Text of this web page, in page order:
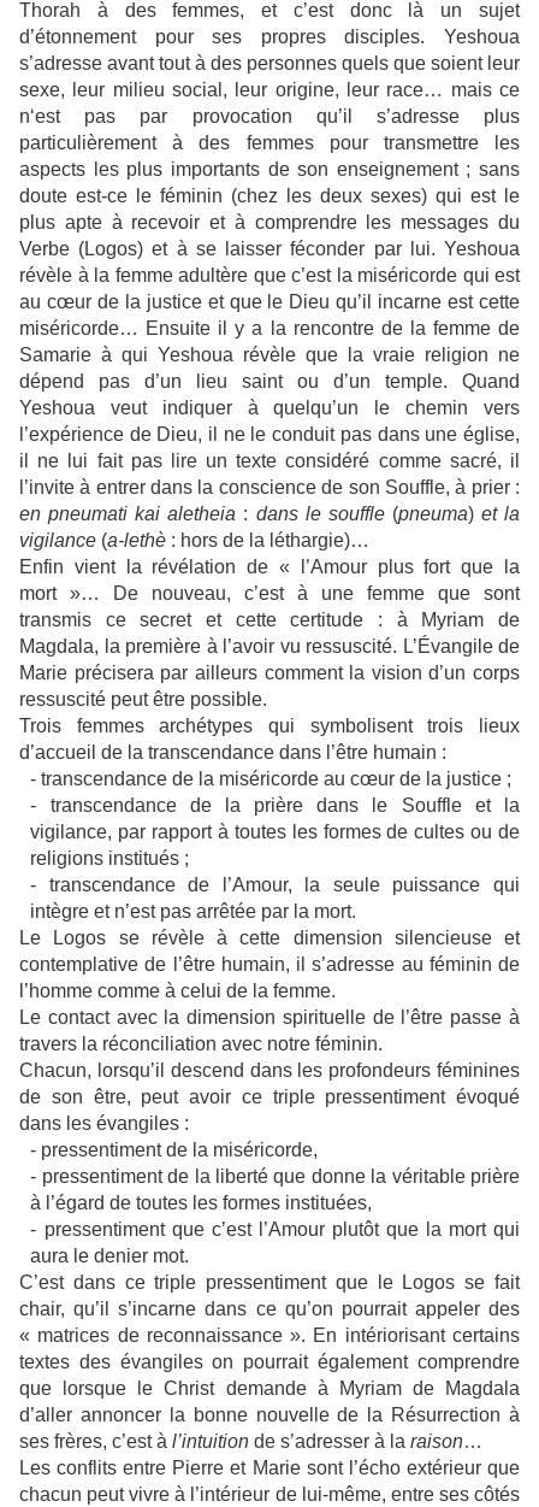
Thorah à des femmes, et c’est donc là un sujet
d’étonnement pour ses propres disciples. Yeshoua
s’adresse avant tout à des personnes quels que soient leur
sexe, leur milieu social, leur origine, leur race… mais ce
n‘est pas par provocation qu’il s’adresse plus
particulièrement à des femmes pour transmettre les
aspects les plus importants de son enseignement ; sans
doute est-ce le féminin (chez les deux sexes) qui est le
plus apte à recevoir et à comprendre les messages du
Verbe (Logos) et à se laisser féconder par lui. Yeshoua
révèle à la femme adultère que c’est la miséricorde qui est
au cœur de la justice et que le Dieu qu’il incarne est cette
miséricorde… Ensuite il y a la rencontre de la femme de
Samarie à qui Yeshoua révèle que la vraie religion ne
dépend pas d’un lieu saint ou d’un temple. Quand
Yeshoua veut indiquer à quelqu’un le chemin vers
l’expérience de Dieu, il ne le conduit pas dans une église,
il ne lui fait pas lire un texte considéré comme sacré, il
l’invite à entrer dans la conscience de son Souffle, à prier :
en pneumati kai aletheia : dans le souffle(pneuma) et la
vigilance (a-lethè : hors de la léthargie)…
Enfin vient la révélation de « l’Amour plus fort que la
mort »… De nouveau, c’est à une femme que sont
transmis ce secret et cette certitude : à Myriam de
Magdala, la première à l’avoir vu ressuscité. L’Évangile de
Marie précisera par ailleurs comment la vision d’un corps
ressuscité peut être possible.
Trois femmes archétypes qui symbolisent trois lieux
d’accueil de la transcendance dans l’être humain :
- transcendance de la miséricorde au cœur de la justice ;
- transcendance de la prière dans le Souffle et la
vigilance, par rapport à toutes les formes de cultes ou de
religions institués ;
- transcendance de l’Amour, la seule puissance qui
intègre et n’est pas arrêtée par la mort.
Le Logos se révèle à cette dimension silencieuse et
contemplative de l’être humain, il s’adresse au féminin de
l’homme comme à celui de la femme.
Le contact avec la dimension spirituelle de l’être passe à
travers la réconciliation avec notre féminin.
Chacun, lorsqu’il descend dans les profondeurs féminines
de son être, peut avoir ce triple pressentiment évoqué
dans les évangiles :
- pressentiment de la miséricorde,
- pressentiment de la liberté que donne la véritable prière
à l’égard de toutes les formes instituées,
- pressentiment que c’est l’Amour plutôt que la mort qui
aura le denier mot.
C’est dans ce triple pressentiment que le Logos se fait
chair, qu’il s’incarne dans ce qu’on pourrait appeler des
« matrices de reconnaissance ». En intériorisant certains
textes des évangiles on pourrait également comprendre
que lorsque le Christ demande à Myriam de Magdala
d’aller annoncer la bonne nouvelle de la Résurrection à
ses frères, c’est à l’intuition de s’adresser à la raison…
Les conflits entre Pierre et Marie sont l’écho extérieur que
chacun peut vivre à l’intérieur de lui-même, entre ses côtés